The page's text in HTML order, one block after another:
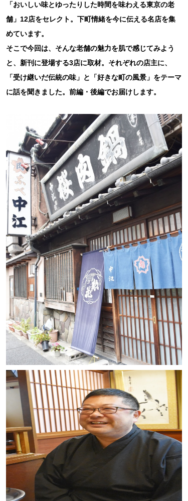
「おいしい味とゆったりした時間を味わえる東京の老
舗」12店をセレクト。下町情緒を今に伝える名店を集
めています。
そこで今回は、そんな老舗の魅力を肌で感じてみよう
と、新刊に登場する3店に取材。それぞれの店主に、
「受け継いだ伝統の味」と「好きな町の風景」をテーマ
に話を聞きました。前編・後編でお届けします。